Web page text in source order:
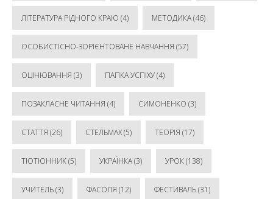
ЛІТЕРАТУРА РІДНОГО КРАЮ (4) МЕТОДИКА(46)
ОСОБИСТІСНО-ЗОРІЄНТОВАНЕ НАВЧАННЯ (57)
ОЦІНЮВАННЯ (3) ПАПКА УСПІХУ(4)
ПОЗАКЛАСНЕ ЧИТАННЯ (4) СИМОНЕНКО (3)
СТАТТЯ (26) СТЕЛЬМАХ(5) ТЕОРІЯ (17)
ТЮТЮННИК(5) УКРАЇНКА(3) УРОК(138)
УЧИТЕЛЬ(3) ФАСОЛЯ (12) ФЕСТИВАЛЬ(31)